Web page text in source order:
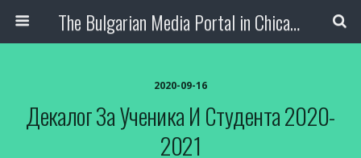
The Bulgarian Media Portal in Chicago
2020-09-16
Декалог За Ученика И Студента 2020-
2021